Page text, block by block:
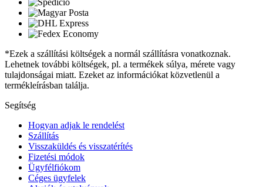
*Ezek a szállítási költségek a normál szállításra vonatkoznak.
Lehetnek további költségek, pl. a termékek súlya, mérete vagy
tulajdonságai miatt. Ezeket az információkat közvetlenül a
termékleírásban találja.
Segítség
Hogyan adjak le rendelést
Szállítás
Visszaküldés és visszatérítés
Fizetési módok
Ügyfélfiókom
Céges ügyfelek